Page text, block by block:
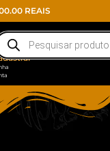
REAIS